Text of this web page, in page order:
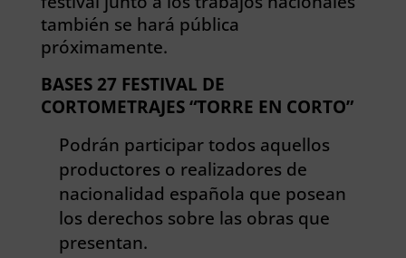
también se hará pública
próximamente.
BASES 27 FESTIVAL DE
CORTOMETRAJES “TORRE EN CORTO”
Podrán participar todos aquellos
productores o realizadores de
nacionalidad española que posean
los derechos sobre las obras que
presentan.